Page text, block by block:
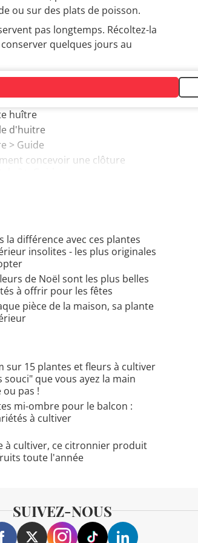
ou sur des plats de poisson.
pas longtemps. Récoltez-la
quelques jours au
huître
d'huitre
> Guide
concevoir une clôture
?
la différence avec ces plantes
insolites - les plus originales
de Noël sont les plus belles
à offrir pour les fêtes
pièce de la maison, sa plante
sur 15 plantes et fleurs à cultiver
souci" que vous ayez la main
ou pas !
mi-ombre pour le balcon :
à cultiver
à cultiver, ce citronnier produit
toute l'année
SUIVEZ-NOUS